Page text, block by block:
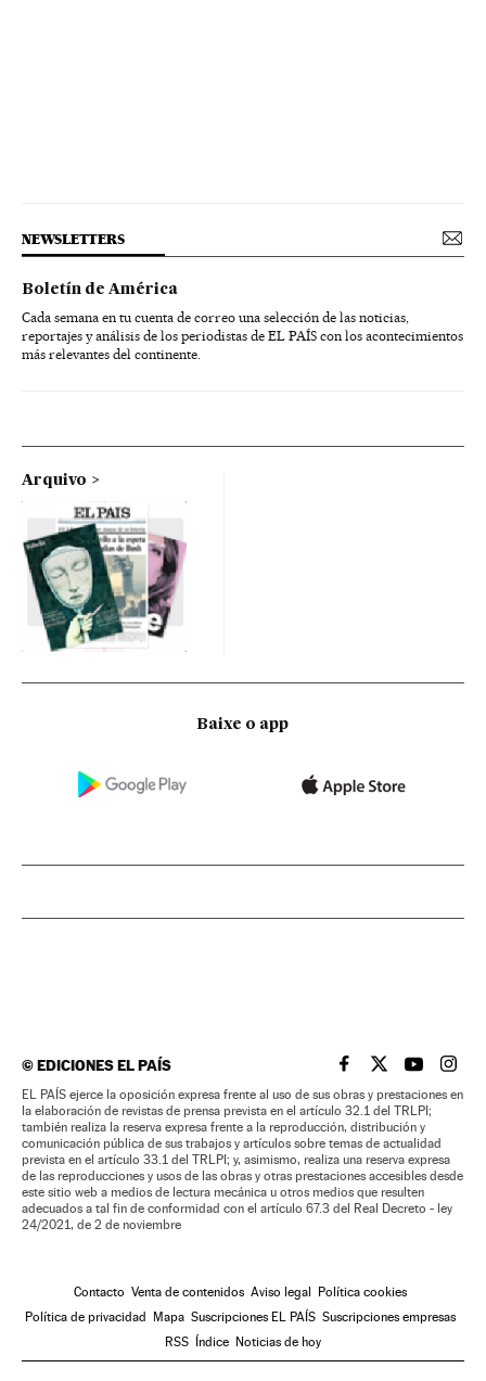
NEWSLETTERS
Boletín de América
Cada semana en tu cuenta de correo una selección de las noticias,
reportajes y análisis de los periodistas de EL PAÍS con los acontecimientos
más relevantes del continente.
Arquivo
Baixe o app
©EDICIONES EL PAÍS EL PAÍS BRASIL EN
EL PAÍSEL PAÍS
EL
EL PAÍS ejerce la oposición expresa frente al uso de sus obras y prestaciones en
la elaboración de revistas de prensa prevista en el artículo 32.1 del TRLPI;
también realiza la reserva expresa frente a la reproducción, distribución y
comunicación pública de sus trabajos y artículos sobre temas de actualidad
prevista en el artículo 33.1 del TRLPI; y, asimismo, realiza una reserva expresa
de las reproducciones y usos de las obras y otras prestaciones accesibles desde
este sitio web a medios de lectura mecánica u otros medios que resulten
adecuados a tal fin de conformidad con el artículo 67.3 del Real Decreto - ley
24/2021, de 2 de noviembre
Contacto Venta de contenidos Aviso legal Política cookies
Política de privacidad Mapa Suscripciones EL PAÍS Suscripciones empresas
RSS Índice Noticias de hoy